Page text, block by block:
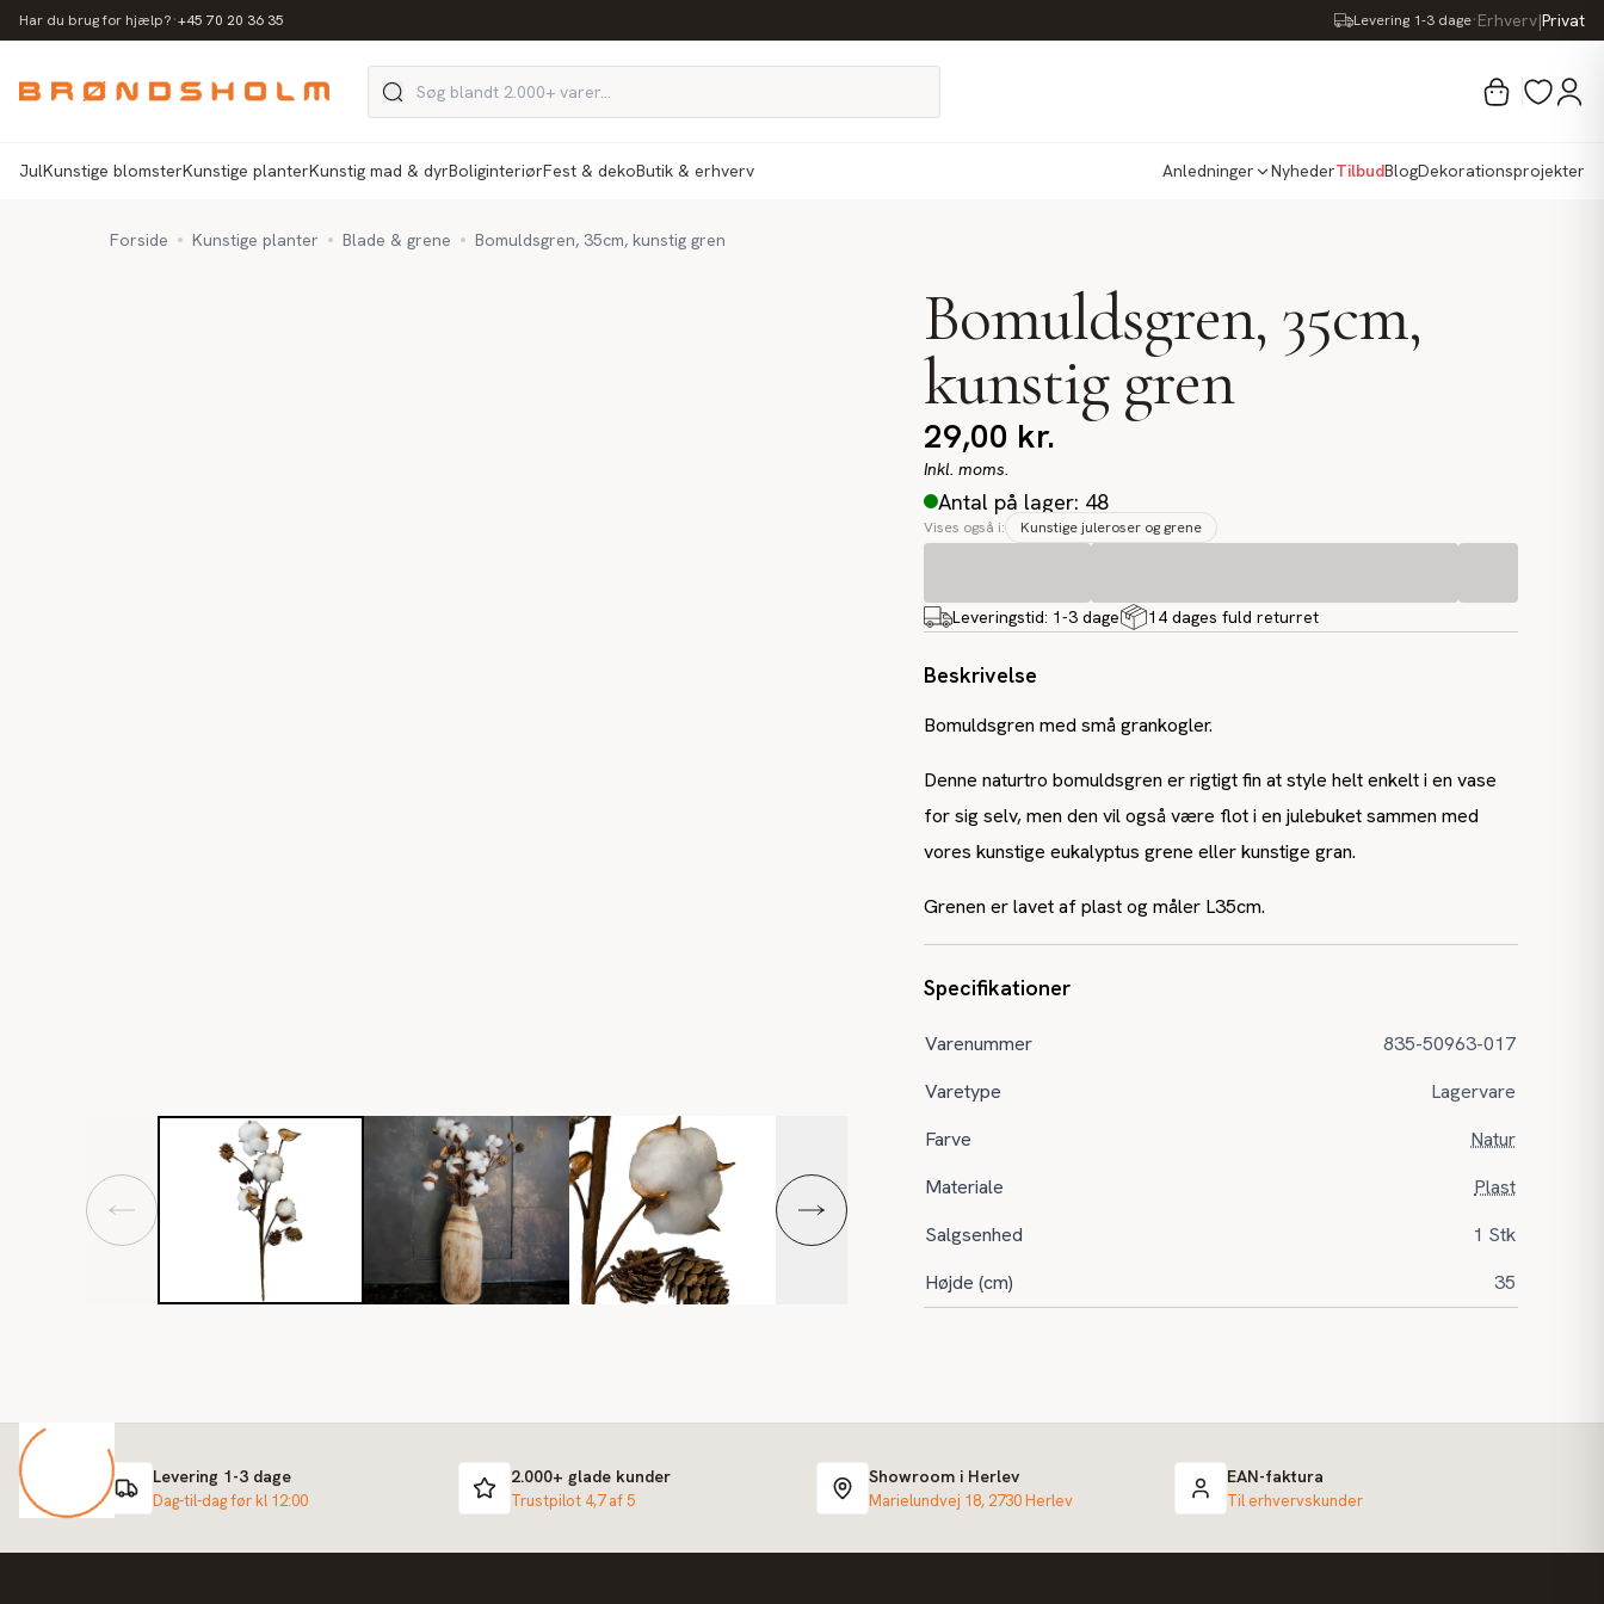
Har du brug for hjælp?·+45 70 20 36 35 Levering 1-3 dage·Erhverv|Privat
JulKunstige blomsterKunstige planterKunstig mad & dyrBoliginteriørFest & dekoButik & erhverv Anledninger NyhederTilbudBlogDekorationsprojekter
Forside Kunstige planter Blade & grene Bomuldsgren, 35cm, kunstig gren
Bomuldsgren, 35cm,
kunstig gren
29,00 kr.
Inkl. moms.
Antal på lager: 48
Vises også i: Kunstige juleroser og grene
Leveringstid: 1-3 dage 14 dages fuld returret
Beskrivelse
Bomuldsgren med små grankogler.
Denne naturtro bomuldsgren er rigtigt fin at style helt enkelt i en vase
for sig selv, men den vil også være flot i en julebuket sammen med
vores kunstige eukalyptus grene eller kunstige gran.
Grenen er lavet af plast og måler L35cm.
Specifikationer
Varenummer
835-50963-017
Varetype
Lagervare
Farve
Natur
Materiale
Plast
Salgsenhed
1 Stk
Højde (cm)
35
Levering 1-3 dage
Dag-til-dag før kl 12:00
2.000+ glade kunder
Trustpilot 4,7 af 5
Showroom i Herlev
Marielundvej 18, 2730 Herlev
EAN-faktura
Til erhvervskunder